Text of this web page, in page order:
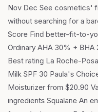
Nov Dec See cosmetics'
without searching for a
Score Find better-fit-to-
Ordinary AHA 30% + BHA
Best rating La Roche-
Milk SPF 30 Paula's
Moisturizer from $20.90
ingredients Squalane An